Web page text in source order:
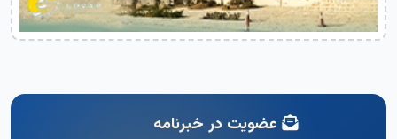
عضویت در خبرنامه